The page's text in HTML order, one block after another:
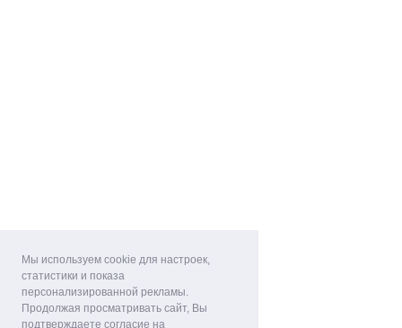
Мы используем cookie для настроек,
статистики и показа
персонализированной рекламы.
Продолжая просматривать сайт, Вы
подтверждаете согласие на